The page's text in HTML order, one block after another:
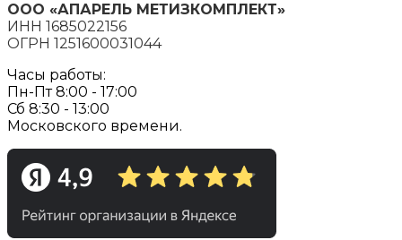
ООО «АПАРЕЛЬ МЕТИЗКОМПЛЕКТ»
ИНН 1685022156
ОГРН 1251600031044
Часы работы:
Пн-Пт 8:00 - 17:00
Сб 8:30 - 13:00
Московского времени.